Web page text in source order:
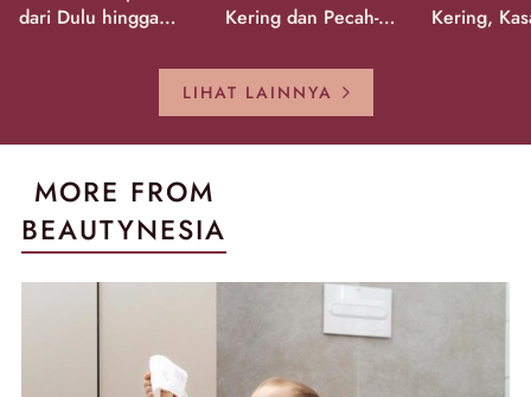
dari Dulu hingga
Kering dan Pecah-
Kering,
LIHAT LAINNYA
MORE FROM
BEAUTYNESIA